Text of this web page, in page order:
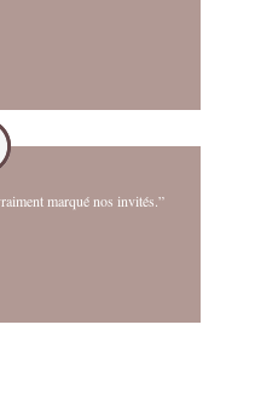
marqué nos invités.”